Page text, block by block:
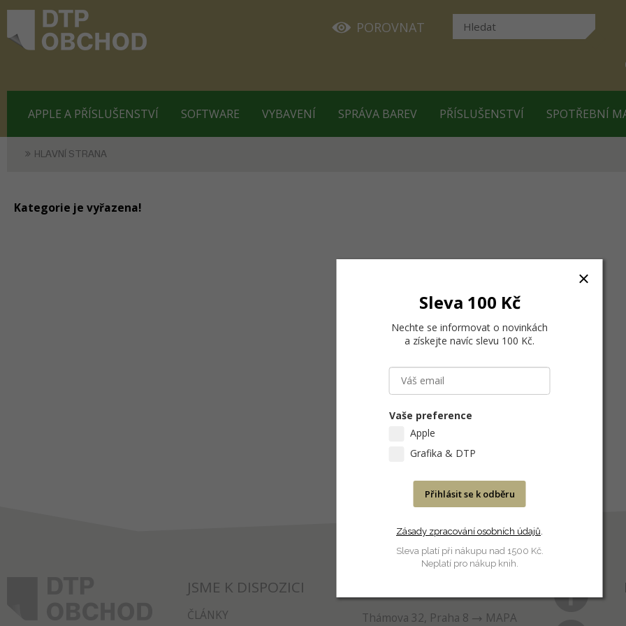
POROVNAT
APPLE A PŘÍSLUŠENSTVÍ SOFTWARE VYBAVENÍ SPRÁVA BAREV PŘÍSLUŠENSTVÍ SPOTŘEBNÍ
HLAVNÍ STRANA
Kategorie je vyřazena!
JSME K DISPOZICI
ČLÁNKY Thámova 32, Praha 8
MAPA
Sleva 100 Kč
Nechte se informovat o novinkách
a získejte navíc slevu 100 Kč.
Vaše preference
Apple
Grafika & DTP
Přihlásit se k odběru
Zásady zpracování osobních údajů.
Sleva platí při nákupu nad 1500 Kč.
Neplatí pro nákup knih.